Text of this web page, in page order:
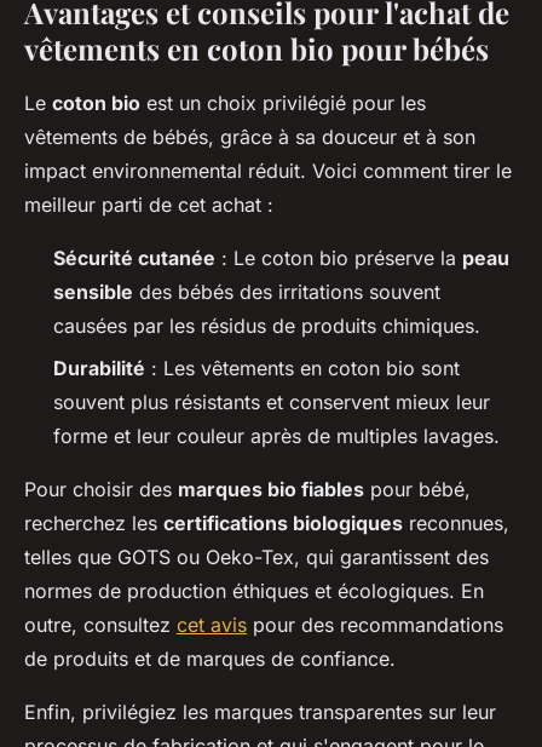
Avantages et conseils pour l'achat de
vêtements en coton bio pour bébés
Le coton bio est un choix privilégié pour les
vêtements de bébés, grâce à sa douceur et à son
impact environnemental réduit. Voici comment tirer le
meilleur parti de cet achat :
Sécurité cutanée : Le coton bio préserve la peau
sensible des bébés des irritations souvent
causées par les résidus de produits chimiques.
Durabilité : Les vêtements en coton bio sont
souvent plus résistants et conservent mieux leur
forme et leur couleur après de multiples lavages.
Pour choisir des marques bio fiables pour bébé,
recherchez les certifications biologiques reconnues,
telles que GOTS ou Oeko-Tex, qui garantissent des
normes de production éthiques et écologiques. En
outre, consultez cet avis pour des recommandations
de produits et de marques de confiance.
Enfin, privilégiez les marques transparentes sur leur